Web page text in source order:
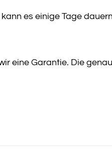
es einige Tage
eine Garantie. Die